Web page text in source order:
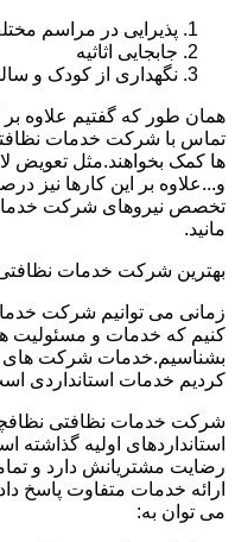
پذیرایی در مراسم
جابجایی اثاثیه
نگهداری از کودک و
همان طور که گفتیم علاوه بر
تماس با شرکت خدمات
ها کمک بخواهند.مثل تعویض
و...علاوه بر این کارها نیز
تخصص نیروهای شرکت
مانید.
بهترین شرکت خدمات نظافتی
زمانی می توانیم شرکت
کنیم که خدمات و مسئولیت
بشناسیم.خدمات شرکت های
کردیم خدمات استانداردی
شرکت خدمات نظافتی نظافچی
استانداردهای اولیه
رضایت مشتریانش دارد و
ارائه خدمات متفاوت پاسخ
می توان به: